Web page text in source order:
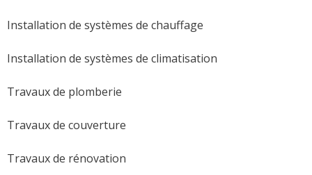
Installation de systèmes de chauffage
Installation de systèmes de climatisation
Travaux de plomberie
Travaux de couverture
Travaux de rénovation